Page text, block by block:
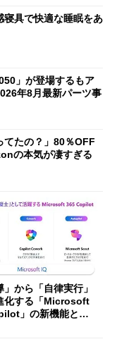
寝具で快適な睡眠をあ
」が登場するもア
年8月最新パーツ事
てたの？」80％OFF
の本気が凄すぎる
」から「自律実行」
する「Microsoft
」の新機能とエ